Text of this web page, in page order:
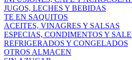
JUGOS, LECHES Y BEBIDAS
TE EN SAQUITOS
ACEITES, VINAGRES Y SALSAS
ESPECIAS, CONDIMENTOS Y
REFRIGERADOS Y CONGELADOS
OTROS ALMACEN